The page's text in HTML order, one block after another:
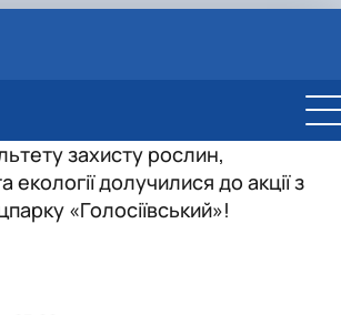
Information
degree
ОПП «Захист і карантин рослин»
Educational and professional program
and Bioengineering”
degree
ОПП «Захист рослин»
ОПП «Карантин рослин»
and biodiversity
plant biochemistry, and bioenergetics
and ecological control
ACTIVITY
захисту рослин,
екології долучилися до акції з
«Голосіївський»!